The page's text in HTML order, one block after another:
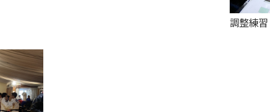
調整練